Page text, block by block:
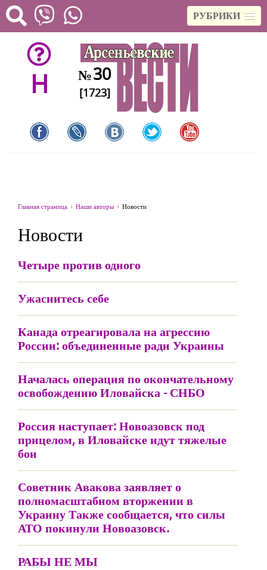
РУБРИКИ
H №30
[1723]
Главная страница Наши авторы Новости
Новости
Четыре против одного
Ужаснитесь себе
Канада отреагировала на агрессию
России: объединенные ради Украины
Началась операция по окончательному
освобождению Иловайска - СНБО
Россия наступает: Новоазовск под
прицелом, в Иловайске идут тяжелые
бои
Советник Авакова заявляет о
полномасштабном вторжении в
Украину Также сообщается, что силы
АТО покинули Новоазовск.
РАБЫ НЕ МЫ